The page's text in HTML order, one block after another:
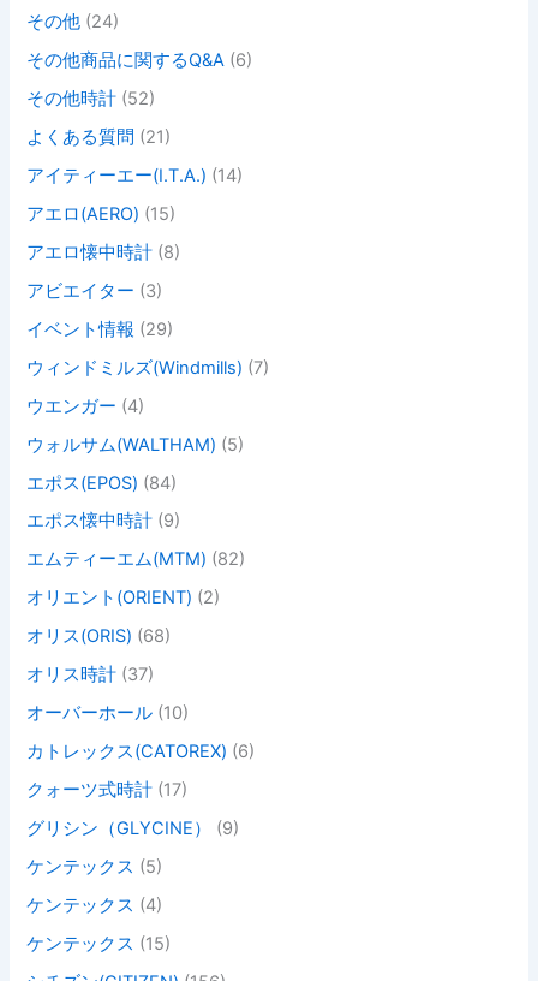
その他 (24)
その他商品に関するQ&A (6)
その他時計 (52)
よくある質問 (21)
アイティーエー(I.T.A.) (14)
アエロ(AERO) (15)
アエロ懐中時計 (8)
アビエイター (3)
イベント情報 (29)
ウィンドミルズ(Windmills) (7)
ウエンガー (4)
ウォルサム(WALTHAM) (5)
エポス(EPOS) (84)
エポス懐中時計 (9)
エムティーエム(MTM) (82)
オリエント(ORIENT) (2)
オリス(ORIS) (68)
オリス時計 (37)
オーバーホール (10)
カトレックス(CATOREX) (6)
クォーツ式時計 (17)
グリシン（GLYCINE）
(9)
ケンテックス (5)
ケンテックス (4)
ケンテックス (15)